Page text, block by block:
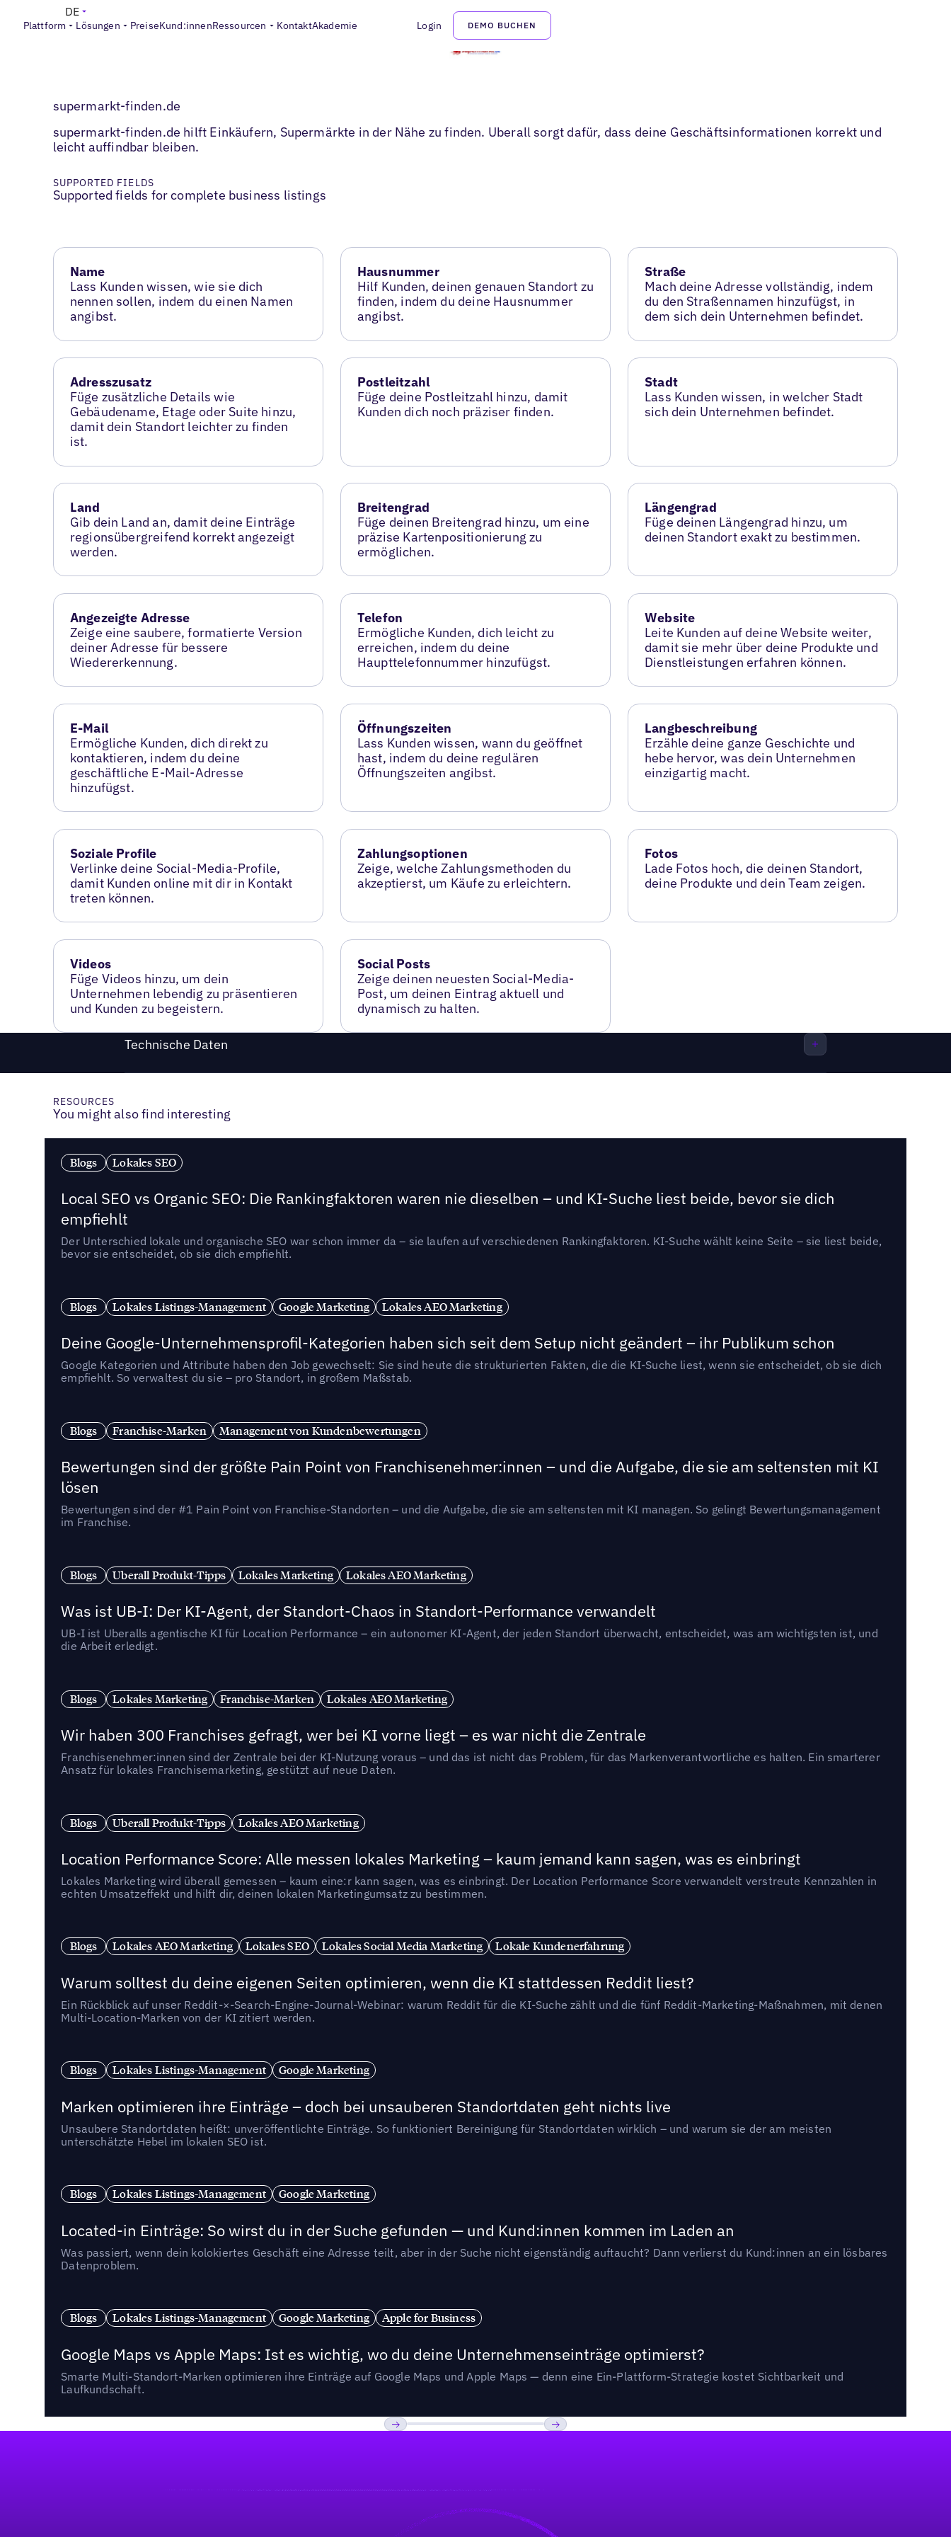
Plattform Lösungen PreiseKund:innenRessourcen KontaktAkademie Login DEMO BUCHEN
DE
supermarkt-finden.de
supermarkt-finden.de hilft Einkäufern, Supermärkte in der Nähe zu finden. Uberall sorgt dafür, dass deine Geschäftsinformationen korrekt und
leicht auffindbar bleiben.
SUPPORTED FIELDS
Supported fields for complete business listings
Name
Lass Kunden wissen, wie sie dich
nennen sollen, indem du einen Namen
angibst.
Hausnummer
Hilf Kunden, deinen genauen Standort zu
finden, indem du deine Hausnummer
angibst.
Straße
Mach deine Adresse vollständig, indem
du den Straßennamen hinzufügst, in
dem sich dein Unternehmen befindet.
Adresszusatz
Füge zusätzliche Details wie
Gebäudename, Etage oder Suite hinzu,
damit dein Standort leichter zu finden
ist.
Postleitzahl
Füge deine Postleitzahl hinzu, damit
Kunden dich noch präziser finden.
Stadt
Lass Kunden wissen, in welcher Stadt
sich dein Unternehmen befindet.
Land
Gib dein Land an, damit deine Einträge
regionsübergreifend korrekt angezeigt
werden.
Breitengrad
Füge deinen Breitengrad hinzu, um eine
präzise Kartenpositionierung zu
ermöglichen.
Längengrad
Füge deinen Längengrad hinzu, um
deinen Standort exakt zu bestimmen.
Angezeigte Adresse
Zeige eine saubere, formatierte Version
deiner Adresse für bessere
Wiedererkennung.
Telefon
Ermögliche Kunden, dich leicht zu
erreichen, indem du deine
Haupttelefonnummer hinzufügst.
Website
Leite Kunden auf deine Website weiter,
damit sie mehr über deine Produkte und
Dienstleistungen erfahren können.
E-Mail
Ermögliche Kunden, dich direkt zu
kontaktieren, indem du deine
geschäftliche E-Mail-Adresse
hinzufügst.
Öffnungszeiten
Lass Kunden wissen, wann du geöffnet
hast, indem du deine regulären
Öffnungszeiten angibst.
Langbeschreibung
Erzähle deine ganze Geschichte und
hebe hervor, was dein Unternehmen
einzigartig macht.
Soziale Profile
Verlinke deine Social-Media-Profile,
damit Kunden online mit dir in Kontakt
treten können.
Zahlungsoptionen
Zeige, welche Zahlungsmethoden du
akzeptierst, um Käufe zu erleichtern.
Fotos
Lade Fotos hoch, die deinen Standort,
deine Produkte und dein Team zeigen.
Videos
Füge Videos hinzu, um dein
Unternehmen lebendig zu präsentieren
und Kunden zu begeistern.
Social Posts
Zeige deinen neuesten Social-Media-
Post, um deinen Eintrag aktuell und
dynamisch zu halten.
Technische Daten
RESOURCES
You might also find interesting
Blogs Lokales SEO
Local SEO vs Organic SEO: Die Rankingfaktoren waren nie dieselben – und KI-Suche liest beide, bevor sie dich
empfiehlt
Der Unterschied lokale und organische SEO war schon immer da – sie laufen auf verschiedenen Rankingfaktoren. KI-Suche wählt keine Seite – sie liest beide,
bevor sie entscheidet, ob sie dich empfiehlt.
Blogs Lokales Listings-Management Google Marketing Lokales AEO Marketing
Deine Google-Unternehmensprofil-Kategorien haben sich seit dem Setup nicht geändert – ihr Publikum schon
Google Kategorien und Attribute haben den Job gewechselt: Sie sind heute die strukturierten Fakten, die die KI-Suche liest, wenn sie entscheidet, ob sie dich
empfiehlt. So verwaltest du sie – pro Standort, in großem Maßstab.
Blogs Franchise-Marken Management von Kundenbewertungen
Bewertungen sind der größte Pain Point von Franchisenehmer:innen – und die Aufgabe, die sie am seltensten mit KI
lösen
Bewertungen sind der #1 Pain Point von Franchise-Standorten – und die Aufgabe, die sie am seltensten mit KI managen. So gelingt Bewertungsmanagement
im Franchise.
Blogs Uberall Produkt-Tipps Lokales Marketing Lokales AEO Marketing
Was ist UB-I: Der KI-Agent, der Standort-Chaos in Standort-Performance verwandelt
UB-I ist Uberalls agentische KI für Location Performance – ein autonomer KI-Agent, der jeden Standort überwacht, entscheidet, was am wichtigsten ist, und
die Arbeit erledigt.
Blogs Lokales Marketing Franchise-Marken Lokales AEO Marketing
Wir haben 300 Franchises gefragt, wer bei KI vorne liegt – es war nicht die Zentrale
Franchisenehmer:innen sind der Zentrale bei der KI-Nutzung voraus – und das ist nicht das Problem, für das Markenverantwortliche es halten. Ein smarterer
Ansatz für lokales Franchisemarketing, gestützt auf neue Daten.
Blogs Uberall Produkt-Tipps Lokales AEO Marketing
Location Performance Score: Alle messen lokales Marketing – kaum jemand kann sagen, was es einbringt
Lokales Marketing wird überall gemessen – kaum eine:r kann sagen, was es einbringt. Der Location Performance Score verwandelt verstreute Kennzahlen in
echten Umsatzeffekt und hilft dir, deinen lokalen Marketingumsatz zu bestimmen.
Blogs Lokales AEO Marketing Lokales SEO Lokales Social Media Marketing Lokale Kundenerfahrung
Warum solltest du deine eigenen Seiten optimieren, wenn die KI stattdessen Reddit liest?
Ein Rückblick auf unser Reddit-×-Search-Engine-Journal-Webinar: warum Reddit für die KI-Suche zählt und die fünf Reddit-Marketing-Maßnahmen, mit denen
Multi-Location-Marken von der KI zitiert werden.
Blogs Lokales Listings-Management Google Marketing
Marken optimieren ihre Einträge – doch bei unsauberen Standortdaten geht nichts live
Unsaubere Standortdaten heißt: unveröffentlichte Einträge. So funktioniert Bereinigung für Standortdaten wirklich – und warum sie der am meisten
unterschätzte Hebel im lokalen SEO ist.
Blogs Lokales Listings-Management Google Marketing
Located-in Einträge: So wirst du in der Suche gefunden — und Kund:innen kommen im Laden an
Was passiert, wenn dein kolokiertes Geschäft eine Adresse teilt, aber in der Suche nicht eigenständig auftaucht? Dann verlierst du Kund:innen an ein lösbares
Datenproblem.
Blogs Lokales Listings-Management Google Marketing Apple for Business
Google Maps vs Apple Maps: Ist es wichtig, wo du deine Unternehmenseinträge optimierst?
Smarte Multi-Standort-Marken optimieren ihre Einträge auf Google Maps und Apple Maps — denn eine Ein-Plattform-Strategie kostet Sichtbarkeit und
Laufkundschaft.